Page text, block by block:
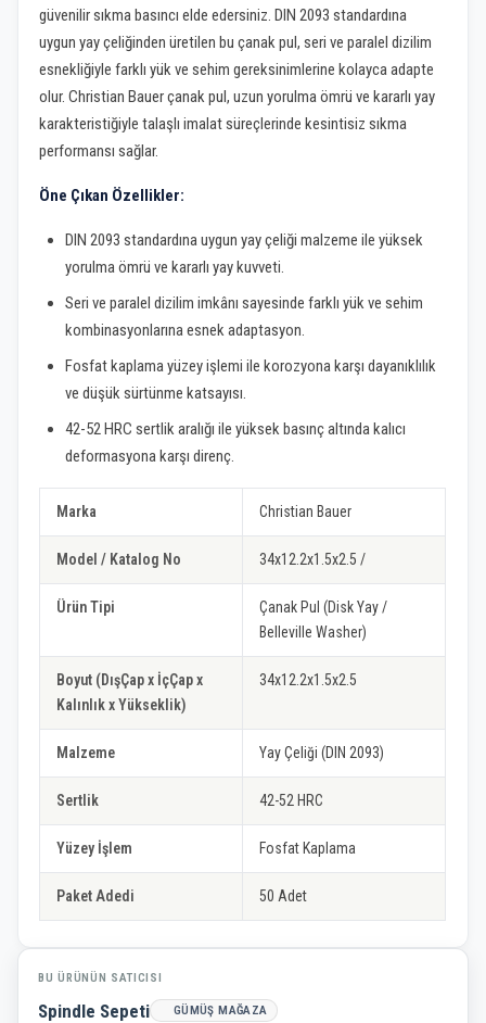
güvenilir sıkma basıncı elde edersiniz. DIN 2093 standardına
uygun yay çeliğinden üretilen bu çanak pul, seri ve paralel dizilim
esnekliğiyle farklı yük ve sehim gereksinimlerine kolayca adapte
olur. Christian Bauer çanak pul, uzun yorulma ömrü ve kararlı yay
karakteristiğiyle talaşlı imalat süreçlerinde kesintisiz sıkma
performansı sağlar.
Öne Çıkan Özellikler:
DIN 2093 standardına uygun yay çeliği malzeme ile yüksek
yorulma ömrü ve kararlı yay kuvveti.
Seri ve paralel dizilim imkânı sayesinde farklı yük ve sehim
kombinasyonlarına esnek adaptasyon.
Fosfat kaplama yüzey işlemi ile korozyona karşı dayanıklılık
ve düşük sürtünme katsayısı.
42-52 HRC sertlik aralığı ile yüksek basınç altında kalıcı
deformasyona karşı direnç.
Marka Christian Bauer
Model / Katalog No 34x12.2x1.5x2.5 /
Ürün Tipi
Çanak Pul (Disk Yay /
Belleville Washer)
Boyut (DışÇap x İçÇap x
Kalınlık x Yükseklik)
34x12.2x1.5x2.5
Malzeme Yay Çeliği (DIN 2093)
Sertlik 42-52 HRC
Yüzey İşlem Fosfat Kaplama
Paket Adedi 50 Adet
BU ÜRÜNÜN SATICISI
Spindle Sepeti GÜMÜŞ MAĞAZA